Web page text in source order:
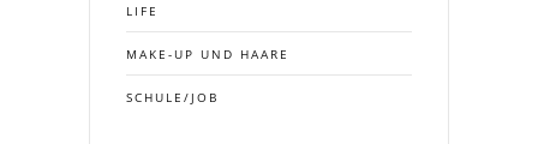
LIFE
MAKE-UP UND HAARE
SCHULE/JOB